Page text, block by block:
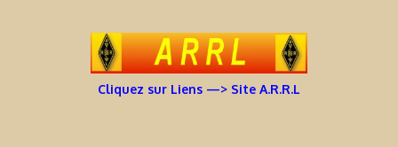
Cliquez sur Liens —> Site A.R.R.L